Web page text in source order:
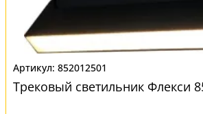
852012501
Трековый светильник Флекси